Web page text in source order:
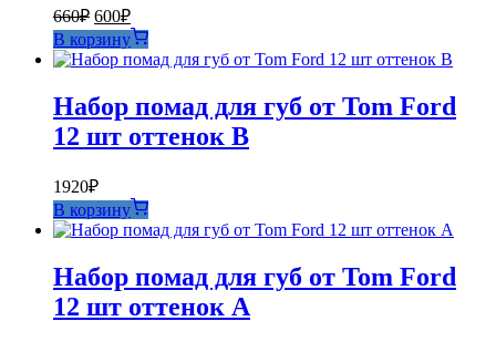
660₽ Первоначальная
цена
составляла
660₽.
600₽Текущая
цена:
600₽.
В корзину
Набор помад для губ от Tom Ford
12 шт оттенок В
1920₽
В корзину
Набор помад для губ от Tom Ford
12 шт оттенок А